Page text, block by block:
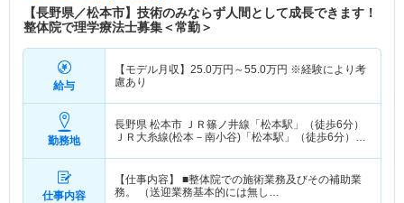
【長野県／松本市】技術のみならず人間として成長できます！
整体院で理学療法士募集＜常勤＞
給与
【モデル月収】 25.0万円～55.0万円 ※経験により考
慮あり
勤務地
長野県 松本市 ＪＲ篠ノ井線「松本駅」（徒歩6分）
ＪＲ大糸線(松本－南小谷)「松本駅」（徒歩6分）
仕事内容
【仕事内容】 ■整体院での施術業務及びその補助業
務。 （送迎業務基本的には無し…